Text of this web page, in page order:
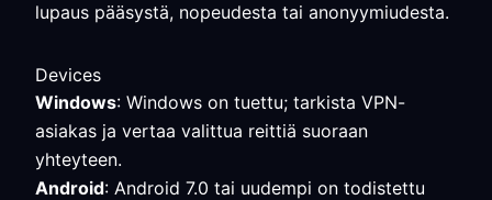
lupaus pääsystä, nopeudesta tai anonyymiudesta.
Devices
Windows: Windows on tuettu; tarkista VPN-
asiakas ja vertaa valittua reittiä suoraan
yhteyteen.
Android: Android 7.0 tai uudempi on todistettu